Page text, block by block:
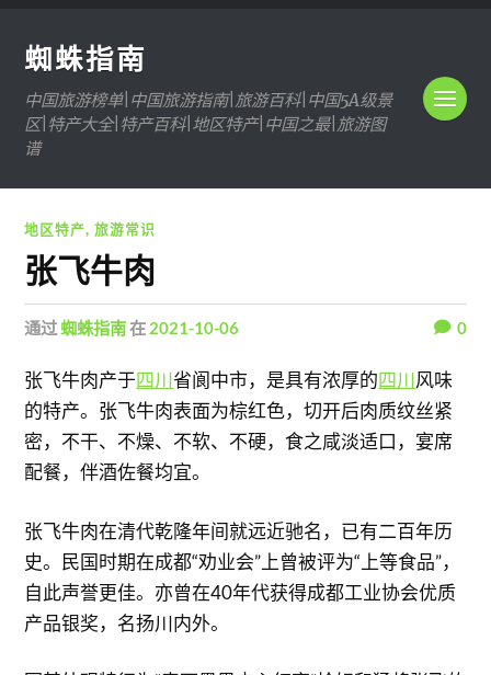
蜘蛛指南
中国旅游榜单|中国旅游指南|旅游百科|中国5A级景
区|特产大全|特产百科|地区特产|中国之最|旅游图
谱
地区特产,旅游常识
张飞牛肉
通过蜘蛛指南在 2021-10-06 0
张飞牛肉产于四川省阆中市，是具有浓厚的四川风味
的特产。张飞牛肉表面为棕红色，切开后肉质纹丝紧
密，不干、不燥、不软、不硬，食之咸淡适口，宴席
配餐，伴酒佐餐均宜。
张飞牛肉在清代乾隆年间就远近驰名，已有二百年历
史。民国时期在成都“劝业会”上曾被评为“上等食品”，
自此声誉更佳。亦曾在40年代获得成都工业协会优质
产品银奖，名扬川内外。